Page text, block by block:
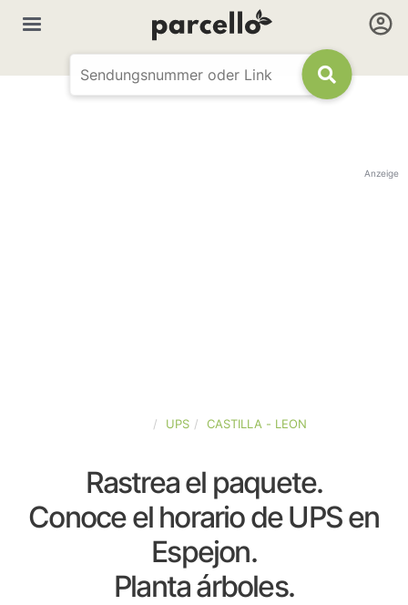
Anzeige
UPS CASTILLA - LEON
Rastrea el paquete.
Conoce el horario de UPS en
Espejon.
Planta árboles.